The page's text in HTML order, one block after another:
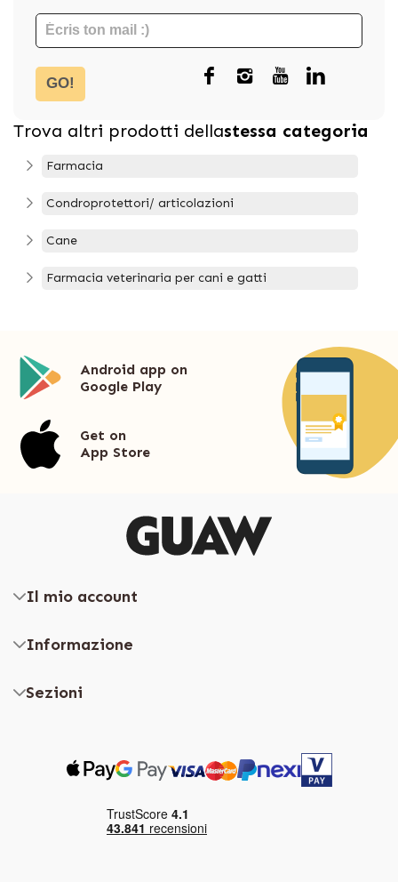
GO!
Trova altri prodotti dellastessa categoria
Farmacia
Condroprotettori/ articolazioni
Cane
Farmacia veterinaria per cani e gatti
Android app on
Google Play
Get on
App Store
Il mio account
Informazione
Sezioni